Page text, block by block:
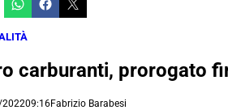
carburanti, prorogato
09:16Fabrizio Barabesi